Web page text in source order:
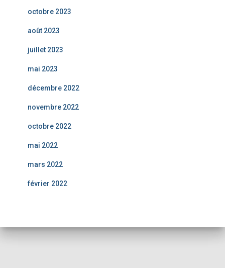
octobre 2023
août 2023
juillet 2023
mai 2023
décembre 2022
novembre 2022
octobre 2022
mai 2022
mars 2022
février 2022